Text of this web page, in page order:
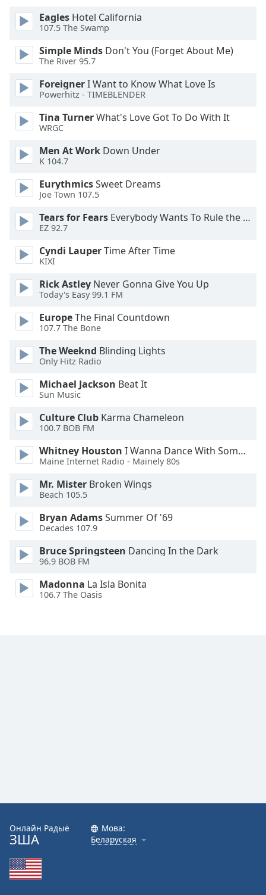
Area
Background
Color
Opacity
Font
Text
Style
Font
Family
Done
Close
Dialog
End
dialog
window.
Eagles Hotel California
107.5 The Swamp
Simple Minds Don't You (Forget About Me)
The River 95.7
ForeignerI Want to Know What Love Is
Powerhitz - TIMEBLENDER
Tina TurnerWhat's Love Got To Do With It
WRGC
Men At Work Down Under
K 104.7
EurythmicsSweet Dreams
Joe Town 107.5
Tears for Fears Everybody Wants To Rule the World
EZ 92.7
Cyndi LauperTime After Time
KIXI
Rick Astley Never Gonna Give You Up
Today's Easy 99.1 FM
EuropeThe Final Countdown
107.7 The Bone
The Weeknd Blinding Lights
Only Hitz Radio
Michael Jackson Beat It
Sun Music
Culture Club Karma Chameleon
100.7 BOB FM
Whitney Houston I Wanna Dance With Somebody
Maine Internet Radio - Mainely 80s
Mr. Mister Broken Wings
Beach 105.5
Bryan AdamsSummer Of '69
Decades 107.9
Bruce Springsteen Dancing In the Dark
96.9 BOB FM
Madonna La Isla Bonita
106.7 The Oasis
Онлайн Радыё
ЗША
Мова:
Беларуская